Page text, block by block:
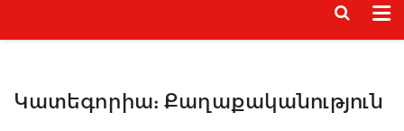
Կատեգորիա: Քաղաքականություն